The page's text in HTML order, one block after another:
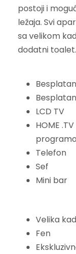
postoji i
ležaja. Svi
sa velikom
dodatni toalet.
LCD TV
HOME
Telefon
Sef
Mini bar
Velika
Fen